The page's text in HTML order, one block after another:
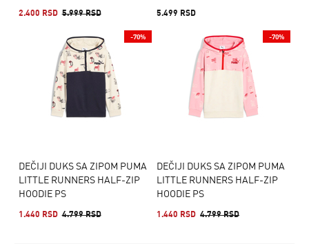
2.400 RSD 5.999 RSD 5.499 RSD
DEČIJI DUKS SA ZIPOM PUMA
LITTLE RUNNERS HALF-ZIP
HOODIE PS
1.440 RSD 4.799 RSD
-70%
DEČIJI DUKS SA ZIPOM PUMA
LITTLE RUNNERS HALF-ZIP
HOODIE PS
1.440 RSD 4.799 RSD
-70%